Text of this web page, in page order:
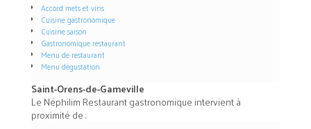
Accord mets et vins
Cuisine gastronomique
Cuisine saison
Gastronomique restaurant
Menu de restaurant
Menu dégustation
Saint-Orens-de-Gameville
Le Néphilim Restaurant gastronomique intervient à
proximité de :